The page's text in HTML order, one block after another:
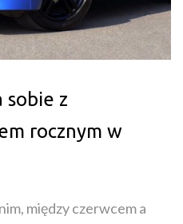
sobie z
rocznym w
między czerwcem a